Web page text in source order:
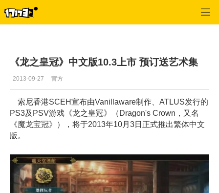
《龙之皇冠》中文版10.3上市 预订送艺术集
2013-09-27 官方
索尼香港SCEH宣布由Vanillaware制作、ATLUS发行的
PS3及PSV游戏《龙之皇冠》（Dragon's Crown，又名
《魔龙宝冠》），将于2013年10月3日正式推出繁体中文
版。